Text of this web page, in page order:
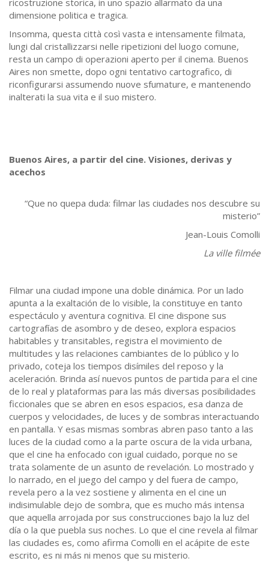
ricostruzione storica, in uno spazio allarmato da una
dimensione politica e tragica.
Insomma, questa città così vasta e intensamente filmata,
lungi dal cristallizzarsi nelle ripetizioni del luogo comune,
resta un campo di operazioni aperto per il cinema. Buenos
Aires non smette, dopo ogni tentativo cartografico, di
riconfigurarsi assumendo nuove sfumature, e mantenendo
inalterati la sua vita e il suo mistero.
Buenos Aires, a partir del cine. Visiones, derivas y
acechos
“Que no quepa duda: filmar las ciudades nos descubre su
misterio”
Jean-Louis Comolli
La ville filmée
Filmar una ciudad impone una doble dinámica. Por un lado
apunta a la exaltación de lo visible, la constituye en tanto
espectáculo y aventura cognitiva. El cine dispone sus
cartografías de asombro y de deseo, explora espacios
habitables y transitables, registra el movimiento de
multitudes y las relaciones cambiantes de lo público y lo
privado, coteja los tiempos disímiles del reposo y la
aceleración. Brinda así nuevos puntos de partida para el cine
de lo real y plataformas para las más diversas posibilidades
ficcionales que se abren en esos espacios, esa danza de
cuerpos y velocidades, de luces y de sombras interactuando
en pantalla. Y esas mismas sombras abren paso tanto a las
luces de la ciudad como a la parte oscura de la vida urbana,
que el cine ha enfocado con igual cuidado, porque no se
trata solamente de un asunto de revelación. Lo mostrado y
lo narrado, en el juego del campo y del fuera de campo,
revela pero a la vez sostiene y alimenta en el cine un
indisimulable dejo de sombra, que es mucho más intensa
que aquella arrojada por sus construcciones bajo la luz del
día o la que puebla sus noches. Lo que el cine revela al filmar
las ciudades es, como afirma Comolli en el acápite de este
escrito, es ni más ni menos que su misterio.